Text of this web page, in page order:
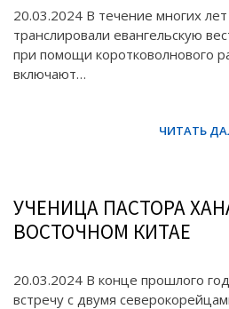
20.03.2024 В течение многих
транслировали евангельскую
при помощи коротковолнового
включают…
УЧЕНИЦА ПАСТОРА
ВОСТОЧНОМ КИТАЕ
20.03.2024 В конце прошлого
встречу с двумя